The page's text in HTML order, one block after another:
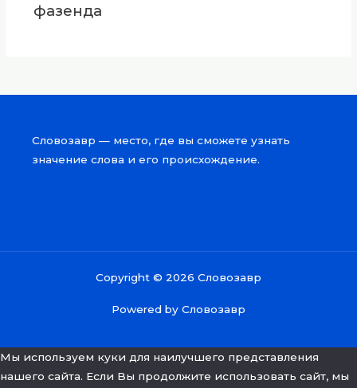
фазенда
Словозавр — место, где вы сможете узнать
значение слова и его происхождение.
Copyright © 2026 Словозавр
Powered by Словозавр
Мы используем куки для наилучшего представления
нашего сайта. Если Вы продолжите использовать сайт, мы